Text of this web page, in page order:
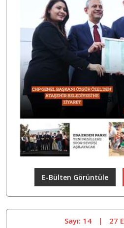
E-Bülten Görüntüle
Sayı: 14 | 27